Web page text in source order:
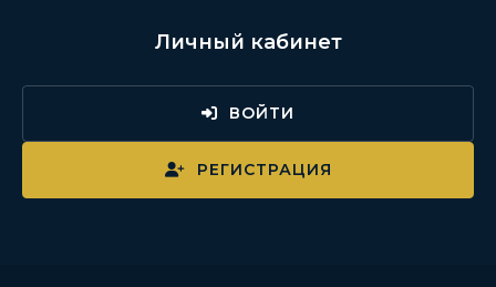
Личный кабинет
ВОЙТИ
РЕГИСТРАЦИЯ